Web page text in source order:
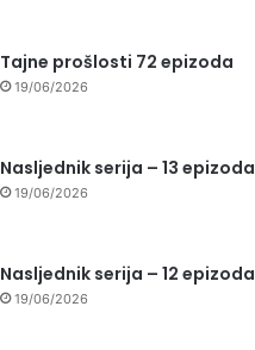
Tajne prošlosti 72 epizoda
19/06/2026
Nasljednik serija – 13 epizoda
19/06/2026
Nasljednik serija – 12 epizoda
19/06/2026